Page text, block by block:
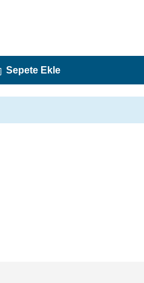
Sepete Ekle